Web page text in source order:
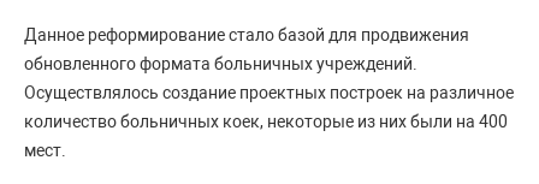
Данное реформирование стало базой для продвижения
обновленного формата больничных учреждений.
Осуществлялось создание проектных построек на различное
количество больничных коек, некоторые из них были на 400
мест.